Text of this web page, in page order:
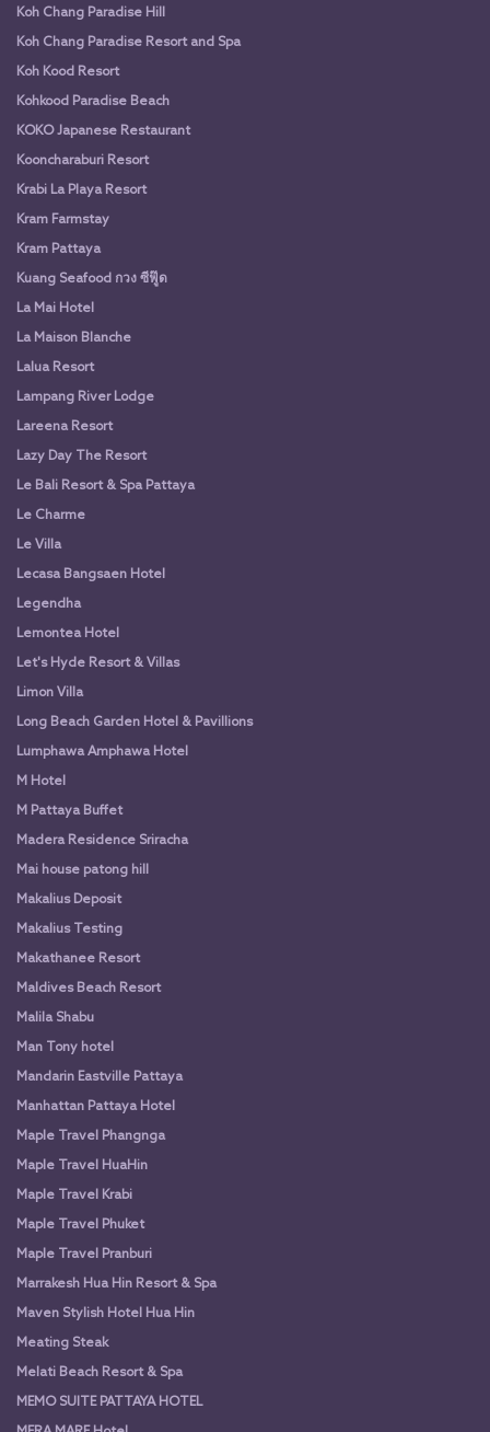
Koh Chang Paradise Hill
Koh Chang Paradise Resort and Spa
Koh Kood Resort
Kohkood Paradise Beach
KOKO Japanese Restaurant
Kooncharaburi Resort
Krabi La Playa Resort
Kram Farmstay
Kram Pattaya
Kuang Seafood กวง ซีฟู๊ด
La Mai Hotel
La Maison Blanche
Lalua Resort
Lampang River Lodge
Lareena Resort
Lazy Day The Resort
Le Bali Resort & Spa Pattaya
Le Charme
Le Villa
Lecasa Bangsaen Hotel
Legendha
Lemontea Hotel
Let's Hyde Resort & Villas
Limon Villa
Long Beach Garden Hotel & Pavillions
Lumphawa Amphawa Hotel
M Hotel
M Pattaya Buffet
Madera Residence Sriracha
Mai house patong hill
Makalius Deposit
Makalius Testing
Makathanee Resort
Maldives Beach Resort
Malila Shabu
Man Tony hotel
Mandarin Eastville Pattaya
Manhattan Pattaya Hotel
Maple Travel Phangnga
Maple Travel HuaHin
Maple Travel Krabi
Maple Travel Phuket
Maple Travel Pranburi
Marrakesh Hua Hin Resort & Spa
Maven Stylish Hotel Hua Hin
Meating Steak
Melati Beach Resort & Spa
MEMO SUITE PATTAYA HOTEL